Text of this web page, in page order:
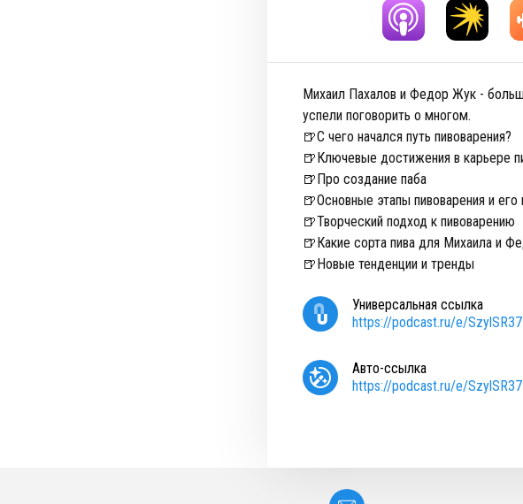
Михаил Пахалов и Федор Жук -
успели поговорить о многом.
🍺С чего начался путь пивоварения?
🍺Ключевые достижения в карьере
🍺Про создание паба
🍺Основные этапы пивоварения и
🍺Творческий подход к пивоварению
🍺Какие сорта пива для Михаила и
🍺Новые тенденции и тренды
Универсальная ссылка
https://podcast.ru/e/
Авто-ссылка
https://podcast.ru/e/